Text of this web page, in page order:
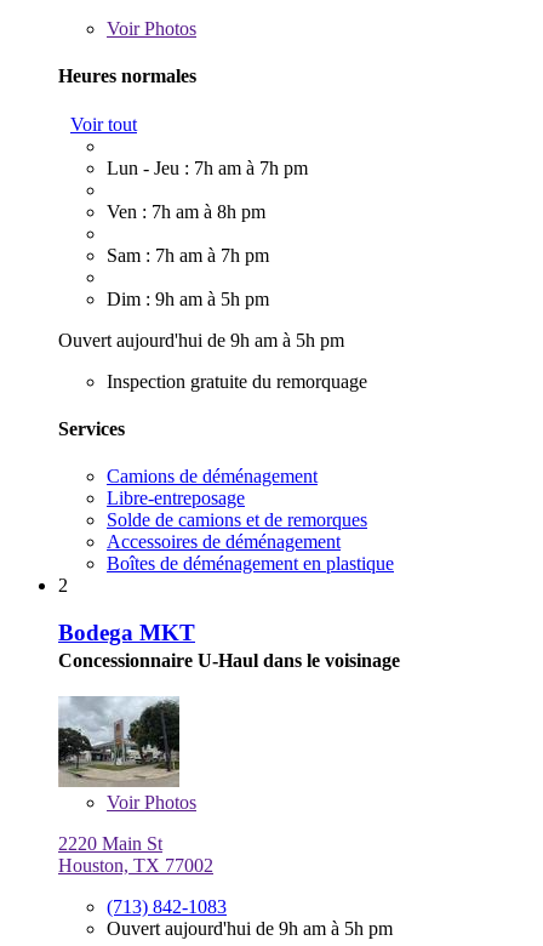
VoirPhotos
Heures normales
Voir tout
Lun - Jeu : 7h am à 7h pm
Ven : 7h am à 8h pm
Sam : 7h am à 7h pm
Dim : 9h am à 5h pm
Ouvert aujourd'hui de 9h am à 5h pm
Inspection gratuite du remorquage
Services
Camions de déménagement
Libre-entreposage
Solde de camions et de remorques
Accessoires de déménagement
Boîtes de déménagement en plastique
2
Bodega MKT
Concessionnaire U-Haul dans le voisinage
VoirPhotos
2220 Main St
Houston, TX 77002
(713) 842-1083
Ouvert aujourd'hui de 9h am à 5h pm